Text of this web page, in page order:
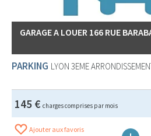
GARAGE A LOUER 166 RUE
PARKING LYON 3EME
145 € charges comprises par mois
Ajouter aux favoris